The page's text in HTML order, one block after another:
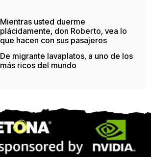
Mientras usted duerme
plácidamente, don Roberto, vea lo
que hacen con sus pasajeros
De migrante lavaplatos, a uno de los
más ricos del mundo